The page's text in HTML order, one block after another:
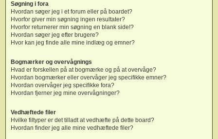
Søgning i fora
Hvordan søger jeg i et forum eller på boardet?
Hvorfor giver min søgning ingen resultater?
Hvorfor returnerer min søgning en blank side!?
Hvordan søger jeg efter brugere?
Hvor kan jeg finde alle mine indlæg og emner?
Bogmærker og overvågnings
Hvad er forskellen på at bogmærke og på at overvåge?
Hvordan bogmærker eller overvåger jeg specifikke emner?
Hvordan overvåger jeg specifikke fora?
Hvordan fjerner jeg mine overvågninger?
Vedhæftede filer
Hvilke filtyper er det tilladt at vedhæfte på dette board?
Hvordan finder jeg alle mine vedhæftede filer?